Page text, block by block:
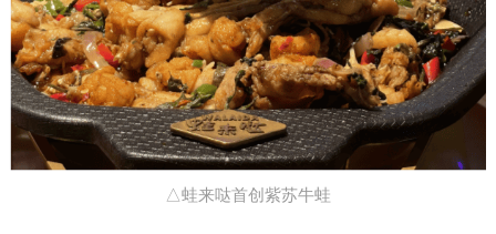
△蛙来哒首创紫苏牛蛙